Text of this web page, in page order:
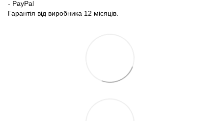
- PayPal
Гарантія від виробника 12 місяців.